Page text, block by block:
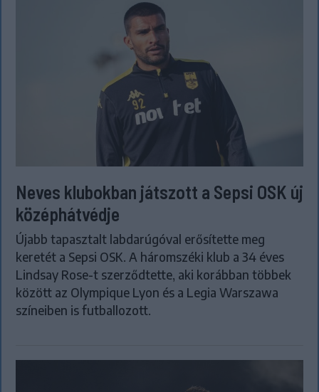
Neves klubokban játszott a Sepsi OSK új
középhátvédje
Újabb tapasztalt labdarúgóval erősítette meg
keretét a Sepsi OSK. A háromszéki klub a 34 éves
Lindsay Rose-t szerződtette, aki korábban többek
között az Olympique Lyon és a Legia Warszawa
színeiben is futballozott.